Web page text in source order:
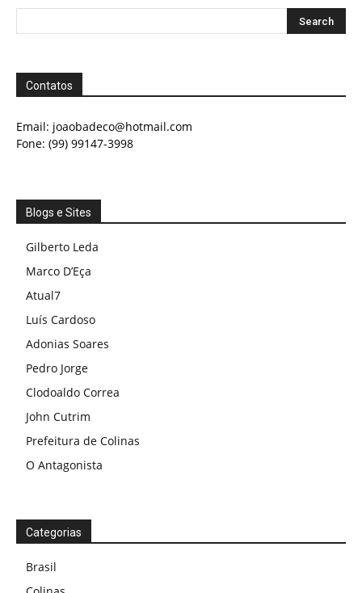
Contatos
Email: joaobadeco@hotmail.com
Fone: (99) 99147-3998
Blogs e Sites
Gilberto Leda
Marco D’Eça
Atual7
Luís Cardoso
Adonias Soares
Pedro Jorge
Clodoaldo Correa
John Cutrim
Prefeitura de Colinas
O Antagonista
Categorias
Brasil